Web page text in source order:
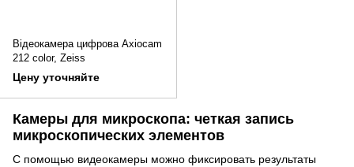
Відеокамера цифрова Axiocam
212 color, Zeiss
Цену уточняйте
Камеры для микроскопа: четкая запись
микроскопических элементов
С помощью видеокамеры можно фиксировать результаты